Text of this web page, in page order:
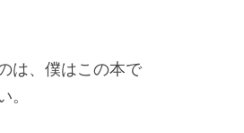
は、僕はこの本で